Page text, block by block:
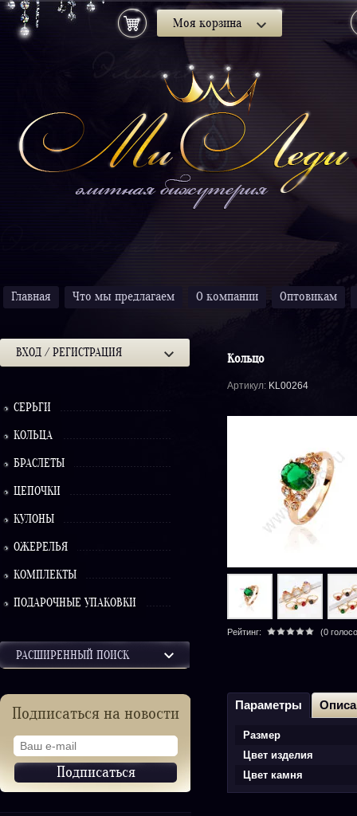
Моя корзина
Главная Что мы предлагаем О компании Оптовикам
ВХОД / РЕГИСТРАЦИЯ
СЕРЬГИ
КОЛЬЦА
БРАСЛЕТЫ
ЦЕПОЧКИ
КУЛОНЫ
ОЖЕРЕЛЬЯ
КОМПЛЕКТЫ
ПОДАРОЧНЫЕ УПАКОВКИ
РАСШИРЕННЫЙ ПОИСК
Подписаться на новости
Кольцо
Артикул: KL00264
Рейтинг: (0
Параметры
Размер
Цвет изделия
Цвет камня